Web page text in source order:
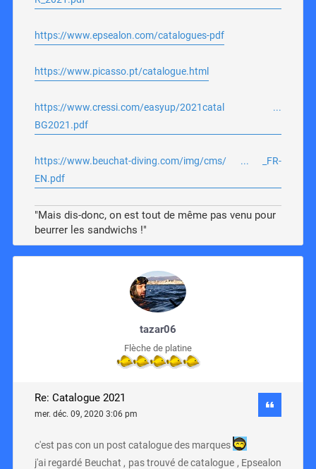
https://www.epsealon.com/catalogues-pdf
https://www.picasso.pt/catalogue.html
https://www.cressi.com/easyup/2021catal ...
BG2021.pdf
https://www.beuchat-diving.com/img/cms/ ... _FR-
EN.pdf
"Mais dis-donc, on est tout de même pas venu pour
beurrer les sandwichs !"
tazar06
Flèche de platine
Re: Catalogue 2021
mer. déc. 09, 2020 3:06 pm
c'est pas con un post catalogue des marques
j'ai regardé Beuchat , pas trouvé de catalogue , Epsealon